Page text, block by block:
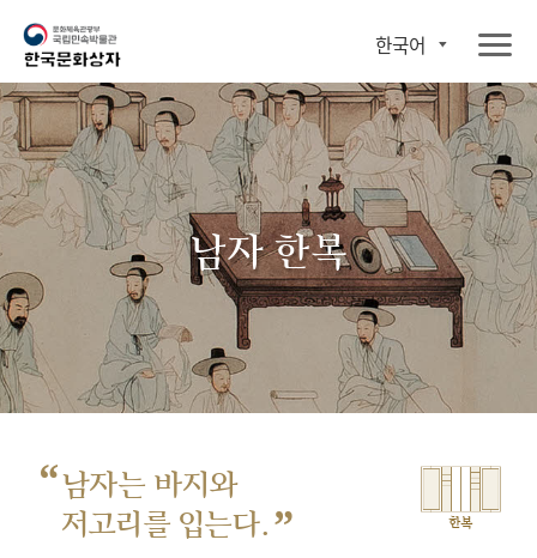
한국어
남자 한복
“남자는 바지와
저고리를 입는다. ” 한복